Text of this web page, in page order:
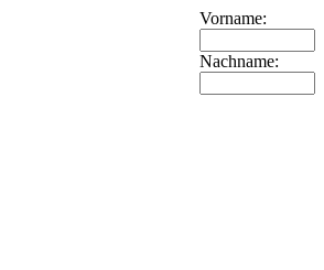
Vorname:
Nachname: